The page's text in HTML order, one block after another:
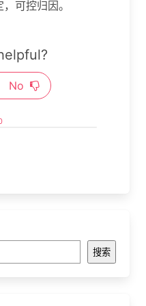
可控归因。
No
搜索